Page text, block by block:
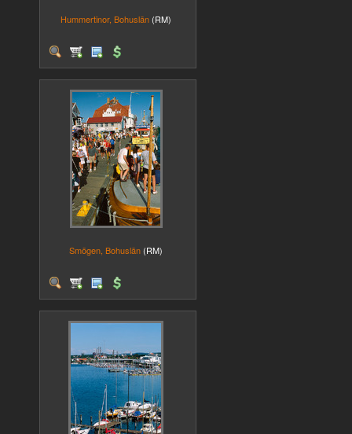
Hummertinor, Bohuslän (RM)
Smögen, Bohuslän (RM)